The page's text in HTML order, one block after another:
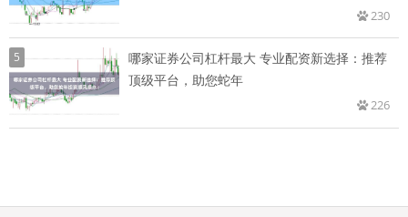
230
5
哪家证券公司杠杆最大 专业配资新选择：推荐
顶级平台，助您蛇年
226